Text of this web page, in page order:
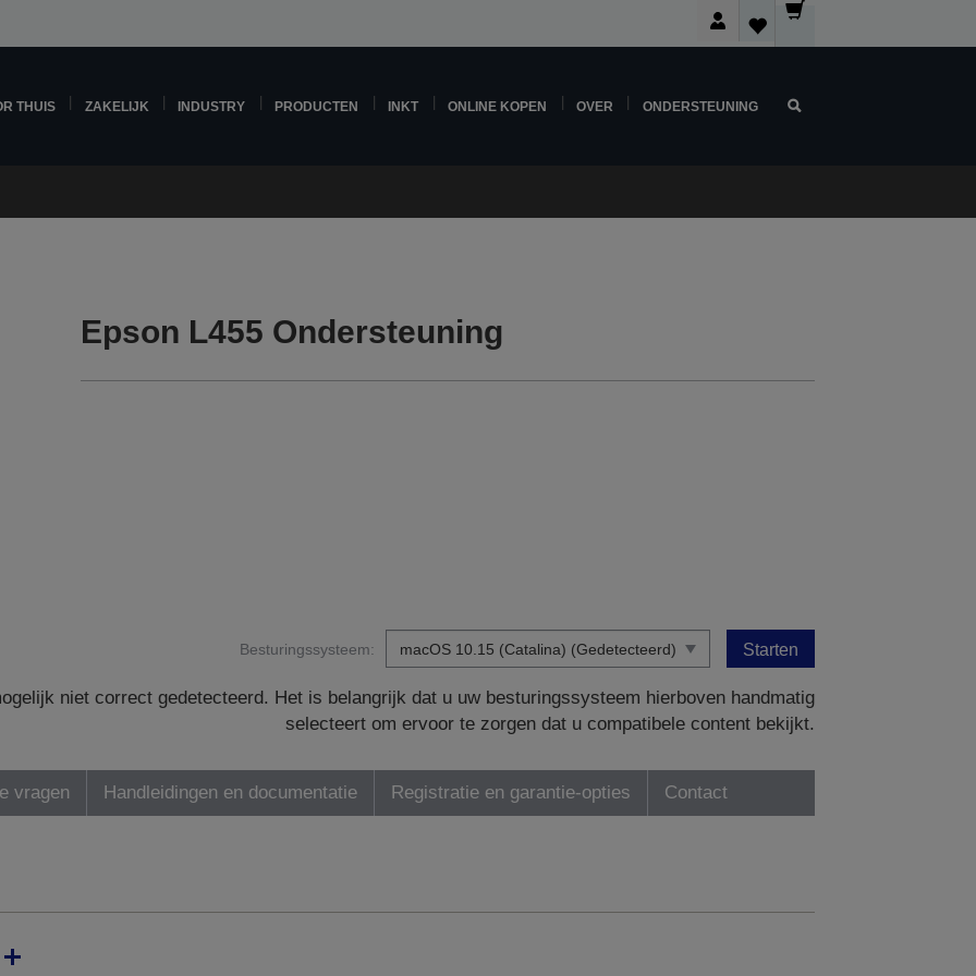
THUIS ZAKELIJK INDUSTRY PRODUCTEN INKT ONLINE KOPEN OVER ONDERSTEUNING
Epson L455 Ondersteuning
Besturingssysteem: Starten
niet correct gedetecteerd. Het is belangrijk dat u uw besturingssysteem hierboven handmatig
selecteert om ervoor te zorgen dat u compatibele content bekijkt.
vragen Handleidingen en documentatie Registratie en garantie-opties Contact